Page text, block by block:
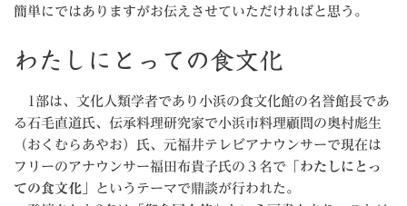
簡単にではありますがお伝えさせていただければと思う。
わたしにとっての食文化
1部は、文化人類学者であり小浜の食文化館の名誉館長であ
る石毛直道氏、伝承料理研究家で小浜市料理顧問の奥村彪生
（おくむらあやお）氏、元福井テレビアナウンサーで現在は
フリーのアナウンサー福田布貴子氏の３名で 「わたしにとっ
ての食文化」
というテーマで鼎談が行われた。